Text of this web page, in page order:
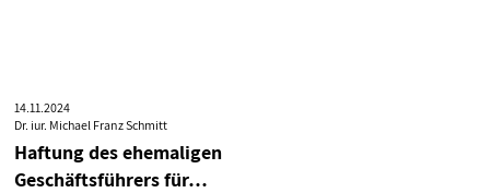
14.11.2024
Dr. iur. Michael Franz Schmitt
Haftung des ehemaligen
Geschäftsführers für…